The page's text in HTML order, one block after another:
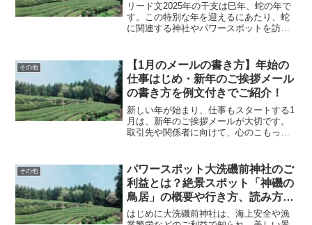
リード文2025年の干支は巳年、蛇の年で
す。この特別な年を迎えるにあたり、蛇
に関連する神社やパワースポットを訪れ
深く根付いている場所が数多く存在しま
す。この記事では、宮崎...
その他
【1月のメールの書き方】年始の
仕事はじめ・新年のご挨拶メール
の書き方を例文付きでご紹介！
新しい年が始まり、仕事もスタートする1
月は、新年のご挨拶メールが大切です。
取引先や関係者に向けて、心のこもった
ールの書き方を例文付きでご紹介しま
す。ビジネスメールの基本を...
その他
パワースポット大洗磯前神社のご
利益とは？絶景スポット「神磯の
鳥居」の概要や行き方、読み方、
なんの神様を祀っているのか、ス
はじめに大洗磯前神社は、海上安全や漁